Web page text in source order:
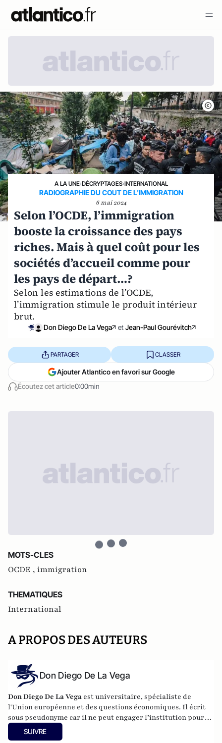
A LA UNE›DÉCRYPTAGES›INTERNATIONAL
RADIOGRAPHIE DU COUT DE L'IMMIGRATION
6 mai 2024
Selon l’OCDE, l’immigration
booste la croissance des pays
riches. Mais à quel coût pour les
sociétés d’accueil comme pour
les pays de départ…?
Selon les estimations de l’OCDE,
l’immigration stimule le produit intérieur
brut.
Don Diego De La Vega et Jean-Paul Gourévitch
Écoutez cet article0:00min
PARTAGER CLASSER
Ajouter Atlantico en favori sur Google
MOTS-CLES
OCDE , immigration
THEMATIQUES
International
A PROPOS DES AUTEURS
Don Diego De La Vega
Don Diego De La Vega est universitaire, spécialiste de
l'Union européenne et des questions économiques. Il écrit
sous pseudonyme car il ne peut engager l’institution pour
laquelle il travaille.
SUIVRE